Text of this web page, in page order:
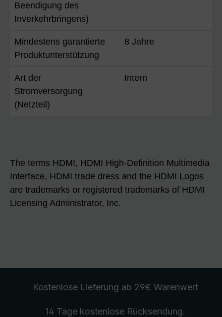
Beendigung des
Inverkehrbringens)
Mindestens garantierte
Produktunterstützung
8 Jahre
Art der
Stromversorgung
(Netzteil)
Intern
The terms HDMI, HDMI High-Definition Multimedia
Interface, HDMI trade dress and the HDMI Logos
are trademarks or registered trademarks of HDMI
Licensing Administrator, Inc.
Kostenlose Lieferung ab 29€ Warenwert
14 Tage kostenlose Rücksendung.